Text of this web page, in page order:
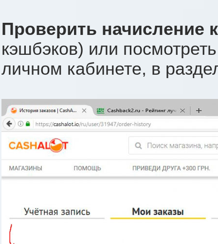
Проверить начисление
кэшбэков) или
личном кабинете, в